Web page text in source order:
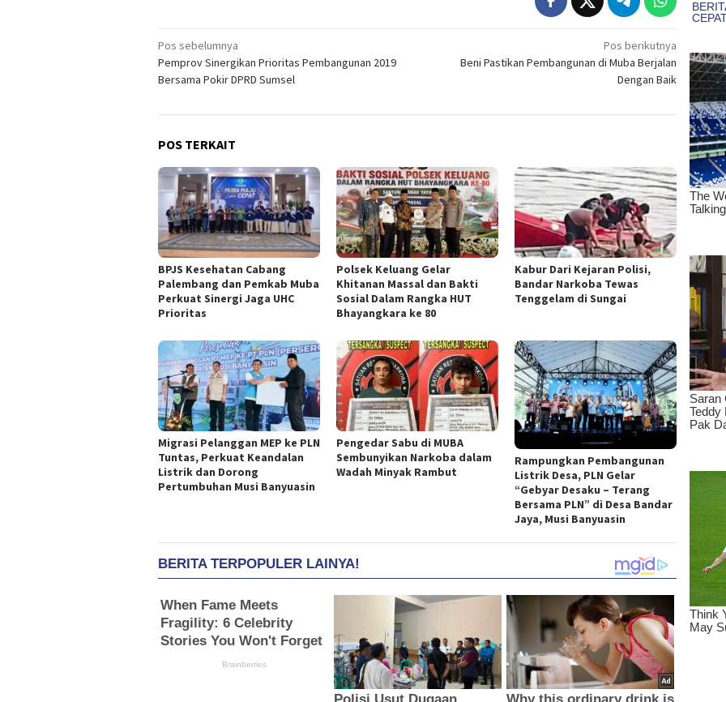
Navigasi
pos
Pos sebelumnya
Pemprov Sinergikan Prioritas Pembangunan 2019
Bersama Pokir DPRD Sumsel
Pos berikutnya
Beni Pastikan Pembangunan di Muba Berjalan
Dengan Baik
POS TERKAIT
BPJS Kesehatan Cabang
Palembang dan Pemkab Muba
Perkuat Sinergi Jaga UHC
Prioritas
Polsek Keluang Gelar
Khitanan Massal dan Bakti
Sosial Dalam Rangka HUT
Bhayangkara ke 80
Kabur Dari Kejaran Polisi,
Bandar Narkoba Tewas
Tenggelam di Sungai
Migrasi Pelanggan MEP ke PLN
Tuntas, Perkuat Keandalan
Listrik dan Dorong
Pertumbuhan Musi Banyuasin
Pengedar Sabu di MUBA
Sembunyikan Narkoba dalam
Wadah Minyak Rambut
Rampungkan Pembangunan
Listrik Desa, PLN Gelar
“Gebyar Desaku – Terang
Bersama PLN” di Desa Bandar
Jaya, Musi Banyuasin